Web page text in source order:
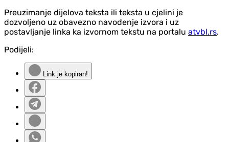
Preuzimanje dijelova teksta ili teksta u cjelini je
dozvoljeno uz obavezno navođenje izvora i uz
postavljanje linka ka izvornom tekstu na portalu atvbl.rs.
Podijeli:
Link je kopiran!